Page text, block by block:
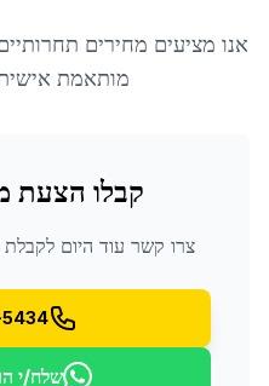
אנו מציעים מחירים
מותאמת
קבלו הצעת
צרו קשר עוד היום
שלח/י